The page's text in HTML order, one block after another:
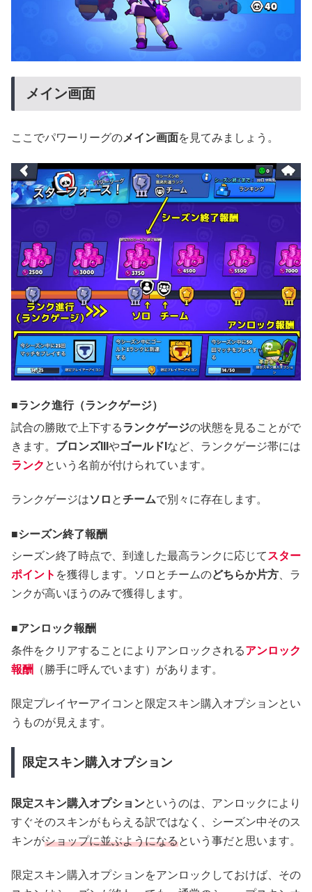
メイン画面
ここでパワーリーグのメイン画面を見てみましょう。
ランク進行（ランクゲージ）
試合の勝敗で上下するランクゲージの状態を見ることがで
きます。 ブロンズIII やゴールドI など、ランクゲージ帯には
ランク という名前が付けられています。
ランクゲージはソロ とチームで別々に存在します。
シーズン終了報酬
シーズン終了時点で、到達した最高ランクに応じてスター
ポイント を獲得します。ソロとチームのどちらか片方、ラ
ンクが高いほうのみで獲得します。
アンロック報酬
条件をクリアすることによりアンロックされるアンロック
報酬
（勝手に呼んでいます）があります。
限定プレイヤーアイコンと限定スキン購入オプションとい
うものが見えます。
限定スキン購入オプション
限定スキン購入オプションというのは、アンロックにより
すぐそのスキンがもらえる訳ではなく、シーズン中そのス
キンがショップに並ぶようになるという事だと思います。
限定スキン購入オプションをアンロックしておけば、その